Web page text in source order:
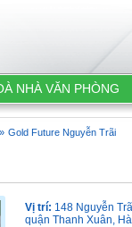
NHÀ VĂN PHÒNG
» Gold Future Nguyễn Trãi
Vị trí: 148 Nguyễn
quận Thanh Xuân,